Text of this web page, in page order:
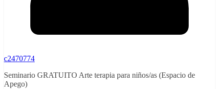
c2470774
Seminario GRATUITO Arte terapia para niños/as (Espacio de
Apego)